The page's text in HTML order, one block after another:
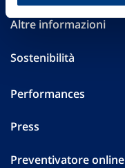
Altre informazioni
Sostenibilità
Performances
Press
Preventivatore online